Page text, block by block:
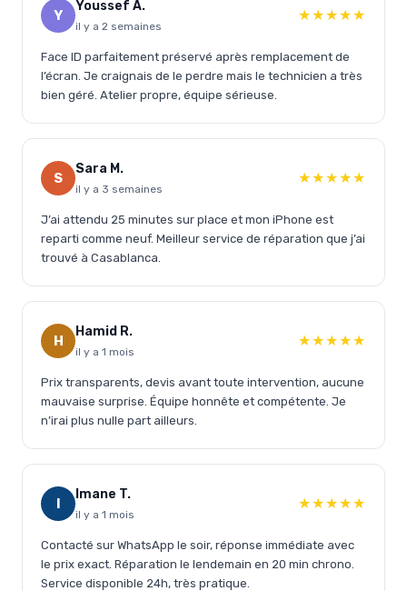
Y
Youssef A.
il y a 2 semaines
★★★★★
Face ID parfaitement préservé après remplacement de
l’écran. Je craignais de le perdre mais le technicien a très
bien géré. Atelier propre, équipe sérieuse.
S
Sara M.
il y a 3 semaines
★★★★★
J’ai attendu 25 minutes sur place et mon iPhone est
reparti comme neuf. Meilleur service de réparation que j’ai
trouvé à Casablanca.
H
Hamid R.
il y a 1 mois
★★★★★
Prix transparents, devis avant toute intervention, aucune
mauvaise surprise. Équipe honnête et compétente. Je
n’irai plus nulle part ailleurs.
I
Imane T.
il y a 1 mois
★★★★★
Contacté sur WhatsApp le soir, réponse immédiate avec
le prix exact. Réparation le lendemain en 20 min chrono.
Service disponible 24h, très pratique.